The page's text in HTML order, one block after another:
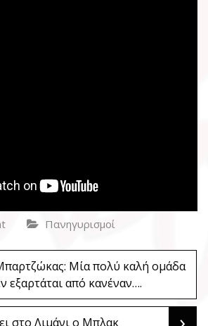
Πανηγυρισμοί
Μία πολύ καλή ομάδα
εξαρτάται από κανέναν….
στο Λιμάνι ο Μπλακ